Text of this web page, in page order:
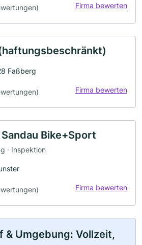
Firma bewerten
(haftungsbeschränkt)
Faßberg
Firma bewerten
Bike+Sport
· Inspektion
Firma bewerten
& Umgebung: Vollzeit,